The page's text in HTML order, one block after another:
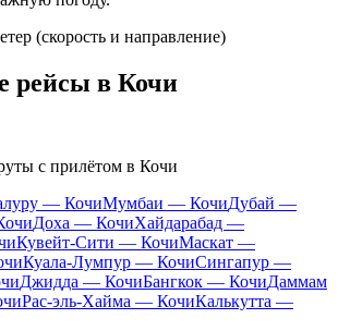
(скорость и направление)
рейсы в Кочи
с прилётом в Кочи
— КочиМумбаи — КочиДубай —
Доха — КочиХайдарабад —
Кувейт-Сити — КочиМаскат —
Куала-Лумпур — КочиСингапур —
Джидда — КочиБангкок — КочиДаммам
Рас-эль-Хайма — КочиКалькутта —